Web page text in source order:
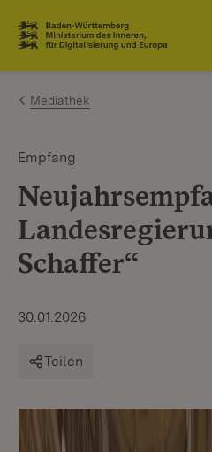
Zum Inhalt springen
Link zur Startseite
Mediathek
Empfang
Schaffer“
30.01.2026
Teilen